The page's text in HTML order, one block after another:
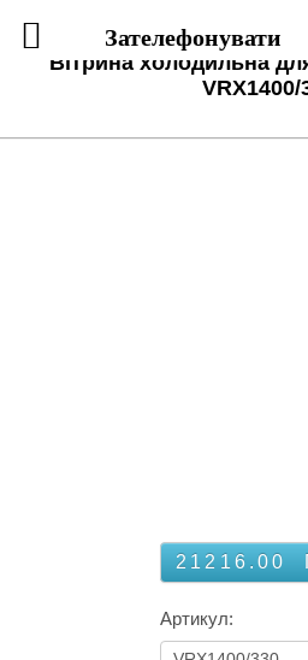
Вітрина холодильна
VRX1400/
21216.00
Артикул:
Зателефонувати